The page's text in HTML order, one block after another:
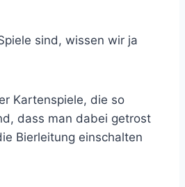
sind, wissen wir ja
Kartenspiele, die so
dass man dabei getrost
Bierleitung einschalten